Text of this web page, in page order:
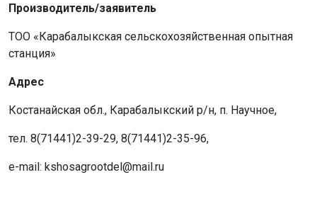
Производитель/заявитель
ТОО «Карабалыкская сельскохозяйственная опытная
станция»
Адрес
Костанайская обл., Карабалыкский р/н, п. Научное,
тел. 8(71441)2-39-29, 8(71441)2-35-96,
e-mail: kshosagrootdel@mail.ru